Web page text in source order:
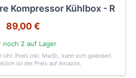
Kompressor Kühlbox - R
89,00 €
noch 2 auf Lager
Uhr. Preis inkl. MwSt., kann sich geändert
ist der Preis auf Amazon.